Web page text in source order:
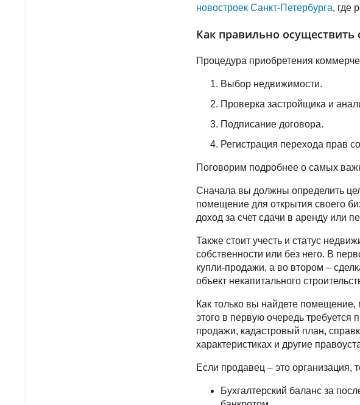
новостроек Санкт-Петербурга, где
Как правильно осуществить
Процедура приобретения
Выбор недвижимости.
Проверка застройщика и
Подписание договора.
Регистрация перехода прав
Поговорим подробнее о самых
Сначала вы должны определить
помещение для открытия своего
доход за счет сдачи в аренду или
Также стоит учесть и статус
собственности или без него. В
купли-продажи, а во втором –
объект некапитального
Как только вы найдете
этого в первую очередь требуется
продажи, кадастровый план,
характеристиках и другие
Если продавец – это организация,
Бухгалтерский баланс за